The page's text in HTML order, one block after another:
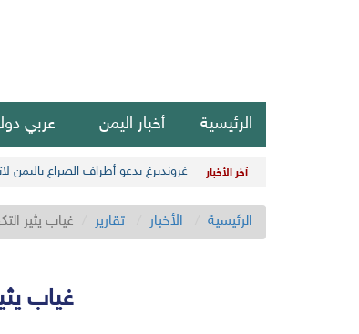
الرئيسية أخبار اليمن عربي
آخر الأخبار غروندبرغ يدعو أطراف الصراع
الرئيسية الأخبار تقارير غياب يثير
غياب